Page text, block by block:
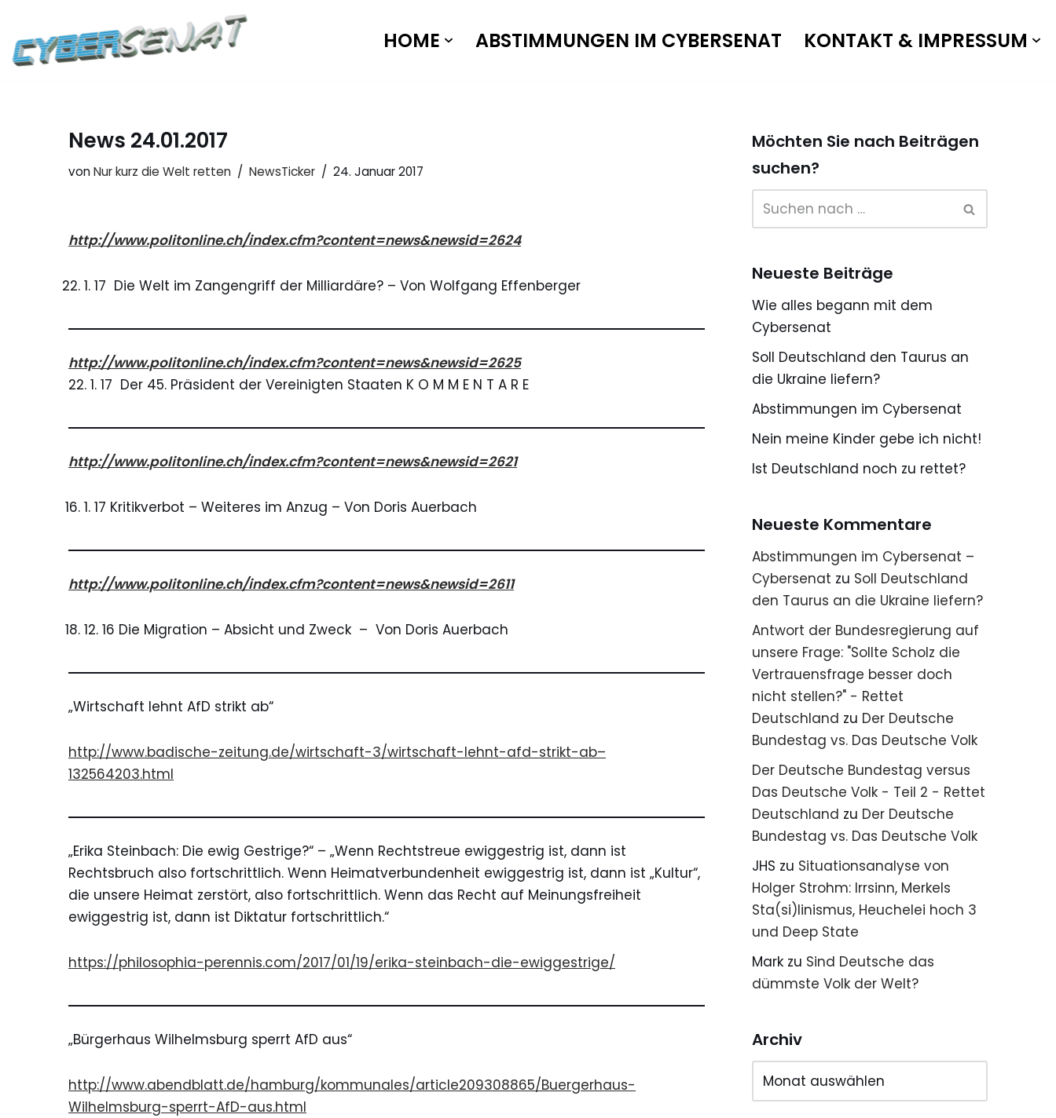
Zum
Inhalt
HOME ABSTIMMUNGEN IM CYBERSENAT KONTAKT & IMPRESSUM
News 24.01.2017
vonNur kurz die Welt retten NewsTicker 24. Januar 2017
http://www.politonline.ch/index.cfm?content=news&newsid=2624
1. 17 Die Welt im Zangengriff der Milliardäre? – Von Wolfgang Effenberger
http://www.politonline.ch/index.cfm?content=news&newsid=2625
22. 1. 17 Der 45. Präsident der Vereinigten Staaten K O M M E N T A R E
http://www.politonline.ch/index.cfm?content=news&newsid=2621
1. 17 Kritikverbot – Weiteres im Anzug – Von Doris Auerbach
http://www.politonline.ch/index.cfm?content=news&newsid=2611
12. 16 Die Migration – Absicht und Zweck – Von Doris Auerbach
„Wirtschaft lehnt AfD strikt ab“
http://www.badische-zeitung.de/wirtschaft-3/wirtschaft-lehnt-afd-strikt-ab–
132564203.html
„Erika Steinbach: Die ewig Gestrige?“ – „Wenn Rechtstreue ewiggestrig ist, dann ist
Rechtsbruch also fortschrittlich. Wenn Heimatverbundenheit ewiggestrig ist, dann ist „Kultur“,
die unsere Heimat zerstört, also fortschrittlich. Wenn das Recht auf Meinungsfreiheit
ewiggestrig ist, dann ist Diktatur fortschrittlich.“
https://philosophia-perennis.com/2017/01/19/erika-steinbach-die-ewiggestrige/
„Bürgerhaus Wilhelmsburg sperrt AfD aus“
http://www.abendblatt.de/hamburg/kommunales/article209308865/Buergerhaus-
Wilhelmsburg-sperrt-AfD-aus.html
Möchten Sie nach Beiträgen
suchen?
Neueste Beiträge
Wie alles begann mit dem
Cybersenat
Soll Deutschland den Taurus an
die Ukraine liefern?
Abstimmungen im Cybersenat
Nein meine Kinder gebe ich nicht!
Ist Deutschland noch zu rettet?
Neueste Kommentare
Abstimmungen im Cybersenat –
Cybersenat zu Soll Deutschland
den Taurus an die Ukraine liefern?
Antwort der Bundesregierung auf
unsere Frage: "Sollte Scholz die
Vertrauensfrage besser doch
nicht stellen?" - Rettet
Deutschland zu Der Deutsche
Bundestag vs. Das Deutsche Volk
Der Deutsche Bundestag versus
Das Deutsche Volk - Teil 2 - Rettet
Deutschland zu Der Deutsche
Bundestag vs. Das Deutsche Volk
JHS zu Situationsanalyse von
Holger Strohm: Irrsinn, Merkels
Sta(si)linismus, Heuchelei hoch 3
und Deep State
Mark zu Sind Deutsche das
dümmste Volk der Welt?
Archiv